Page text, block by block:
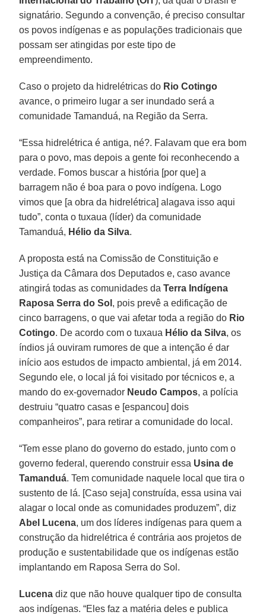
signatário. Segundo a convenção, é preciso consultar
os povos indígenas e as populações tradicionais que
possam ser atingidas por este tipo de
empreendimento.
Caso o projeto da hidrelétricas do Rio Cotingo
avance, o primeiro lugar a ser inundado será a
comunidade Tamanduá, na Região da Serra.
“Essa hidrelétrica é antiga, né?. Falavam que era bom
para o povo, mas depois a gente foi reconhecendo a
verdade. Fomos buscar a história [por que] a
barragem não é boa para o povo indígena. Logo
vimos que [a obra da hidrelétrica] alagava isso aqui
tudo”, conta o tuxaua (líder) da comunidade
Tamanduá, Hélio da Silva.
A proposta está na Comissão de Constituição e
Justiça da Câmara dos Deputados e, caso avance
atingirá todas as comunidades da Terra Indígena
Raposa Serra do Sol , pois prevê a edificação de
cinco barragens, o que vai afetar toda a região do Rio
Cotingo. De acordo com o tuxaua Hélio da Silva, os
índios já ouviram rumores de que a intenção é dar
início aos estudos de impacto ambiental, já em 2014.
Segundo ele, o local já foi visitado por técnicos e, a
mando do ex-governador Neudo Campos, a polícia
destruiu “quatro casas e [espancou] dois
companheiros”, para retirar a comunidade do local.
“Tem esse plano do governo do estado, junto com o
governo federal, querendo construir essa Usina de
Tamanduá. Tem comunidade naquele local que tira o
sustento de lá. [Caso seja] construída, essa usina vai
alagar o local onde as comunidades produzem”, diz
Abel Lucena, um dos líderes indígenas para quem a
construção da hidrelétrica é contrária aos projetos de
produção e sustentabilidade que os indígenas estão
implantando em Raposa Serra do Sol.
Lucena diz que não houve qualquer tipo de consulta
aos indígenas. “Eles faz a matéria deles e publica